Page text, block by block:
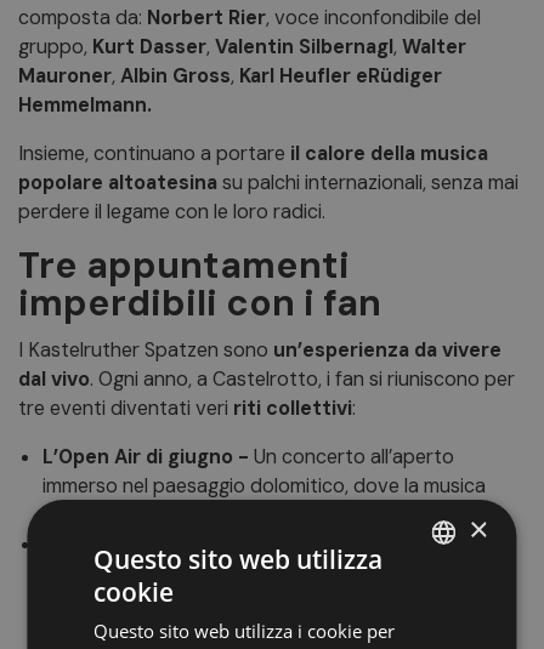
composta da: Norbert Rier, voce inconfondibile del
gruppo, Kurt Dasser, Valentin Silbernagl, Walter
Mauroner, Albin Gross, Karl Heufler eRüdiger
Hemmelmann.
Insieme, continuano a portare il calore della musica
popolare altoatesina su palchi internazionali, senza mai
perdere il legame con le loro radici.
Tre appuntamenti
imperdibili con i fan
I Kastelruther Spatzen sono un’esperienza da vivere
dal vivo. Ogni anno, a Castelrotto, i fan si riuniscono per
tre eventi diventati veri riti collettivi:
L’Open Air di giugno - Un concerto all’aperto
immerso nel paesaggio dolomitico, dove la musica
incontra l’aria di montagna e l’emozione è palpabile.
La Festa dei Kastelruther Spatzen a ottobre - Un
grande raduno autunnale che trasforma Castelrotto
in un palcoscenico a cielo aperto. Un’occasione unica
per ascoltare la band e scoprire l’ospitalità tipica
×
Questo sito web utilizza
cookie
Questo sito web utilizza i cookie per